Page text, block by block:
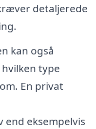
detaljerede
kan også
type
En privat
end eksempelvis